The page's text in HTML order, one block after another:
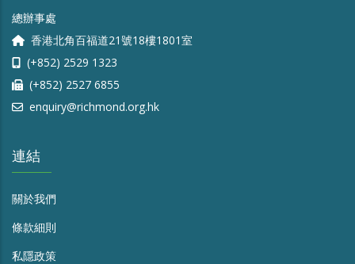
總辦事處
香港北角百福道21號18樓1801室
(+852) 2529 1323
(+852) 2527 6855
enquiry@richmond.org.hk
連結
關於我們
條款細則
私隱政策